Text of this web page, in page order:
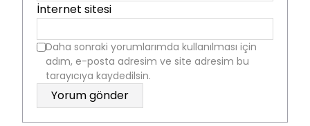
İnternet sitesi
Daha sonraki yorumlarımda kullanılması için
adım, e-posta adresim ve site adresim bu
tarayıcıya kaydedilsin.